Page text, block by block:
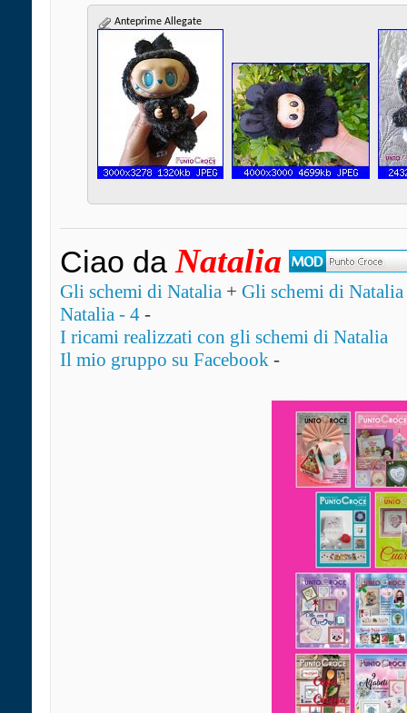
Anteprime Allegate
Ciao da Natalia
Gli schemi di Natalia + Gli schemi di
Natalia - 4 -
I ricami realizzati con gli schemi di Natalia
Il mio gruppo su Facebook -